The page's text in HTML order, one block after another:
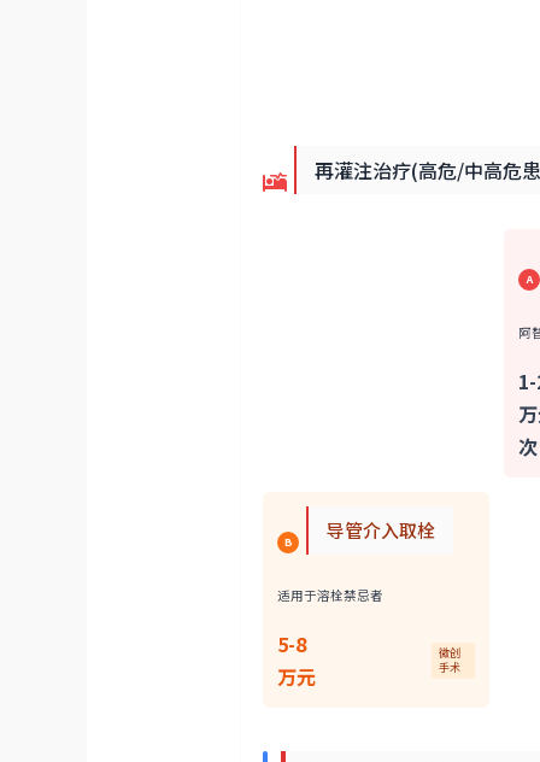
再灌注治疗(高危/中高危
A
阿
次
B 导管介入取栓
适用于溶栓禁忌者
5-8
万元
微创
手术